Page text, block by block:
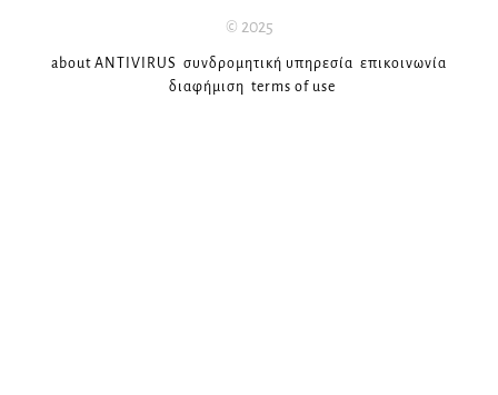
© 2025
about ANTIVIRUS συνδρομητική υπηρεσία επικοινωνία
διαφήμιση terms of use